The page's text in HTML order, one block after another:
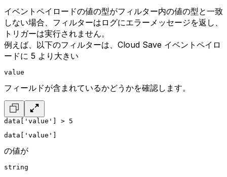
イベントペイロードの値の型がフィルター内の値の型と一致
しない場合、フィルターはログにエラーメッセージを返し、
トリガーは実行されません。
例えば、以下のフィルターは、Cloud Save イベントペイロ
ードに 5 より大きい
value
フィールドが含まれているかどうかを確認します。
data['value'] > 5
data['value']
の値が
string